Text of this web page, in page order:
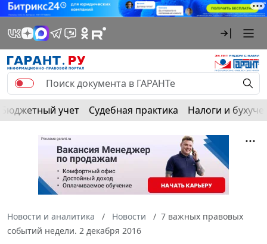
Бюджетный учет Судебная практика Налоги и
Новости и аналитика Новости
7 важных правовых
событий недели. 2 декабря 2016